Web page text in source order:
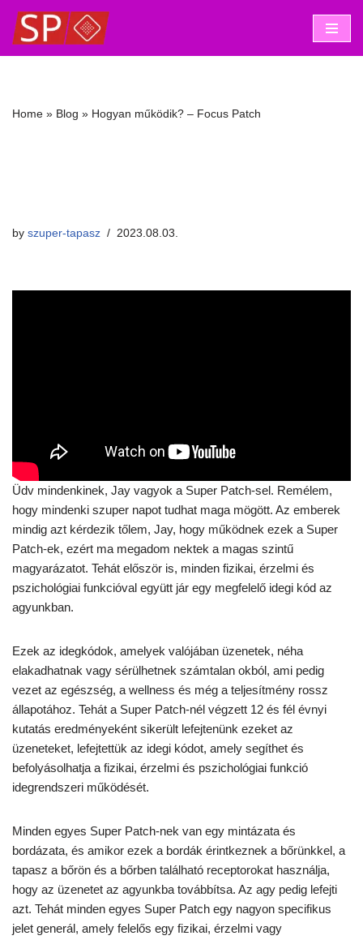
Skip
Home » Blog » Hogyan működik? – Focus Patch
by szuper-tapasz 2023.08.03.
Üdv mindenkinek, Jay vagyok a Super Patch-sel. Remélem,
hogy mindenki szuper napot tudhat maga mögött. Az emberek
mindig azt kérdezik tőlem, Jay, hogy működnek ezek a Super
Patch-ek, ezért ma megadom nektek a magas szintű
magyarázatot. Tehát először is, minden fizikai, érzelmi és
pszichológiai funkcióval együtt jár egy megfelelő idegi kód az
agyunkban.
Ezek az idegkódok, amelyek valójában üzenetek, néha
elakadhatnak vagy sérülhetnek számtalan okból, ami pedig
vezet az egészség, a wellness és még a teljesítmény rossz
állapotához. Tehát a Super Patch-nél végzett 12 és fél évnyi
kutatás eredményeként sikerült lefejtenünk ezeket az
üzeneteket, lefejtettük az idegi kódot, amely segíthet és
befolyásolhatja a fizikai, érzelmi és pszichológiai funkció
idegrendszeri működését.
Minden egyes Super Patch-nek van egy mintázata és
bordázata, és amikor ezek a bordák érintkeznek a bőrünkkel, a
tapasz a bőrön és a bőrben található receptorokat használja,
hogy az üzenetet az agyunkba továbbítsa. Az agy pedig lefejti
azt. Tehát minden egyes Super Patch egy nagyon specifikus
jelet generál, amely felelős egy fizikai, érzelmi vagy